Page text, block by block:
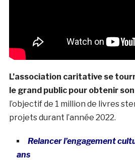
L’association caritative se
le grand public pour obtenir
l’objectif de 1 million de livres
projets durant l’année 2022.
Relancer l’engagement
ans